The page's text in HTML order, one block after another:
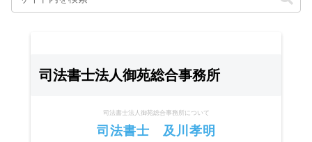
司法書士法人御苑総合事務所
司法書士法人御苑総合事務所について
司法書士 及川孝明